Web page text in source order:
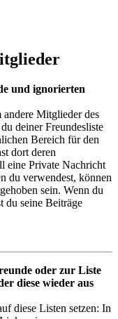
und ignorierten
andere Mitglieder des
deiner Freundesliste
Bereich für den
dort deren
eine Private Nachricht
du verwendest, können
sein. Wenn du
du seine Beiträge
oder zur Liste
diese wieder aus
diese Listen setzen: In